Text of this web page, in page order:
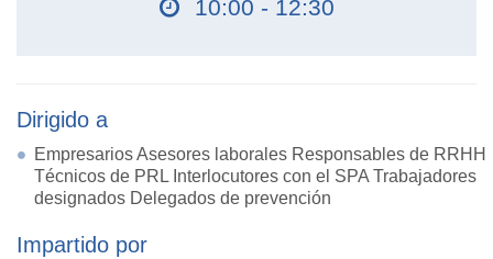
10:00 - 12:30
Dirigido a
Empresarios Asesores laborales Responsables de RRHH
Técnicos de PRL Interlocutores con el SPA Trabajadores
designados Delegados de prevención
Impartido por